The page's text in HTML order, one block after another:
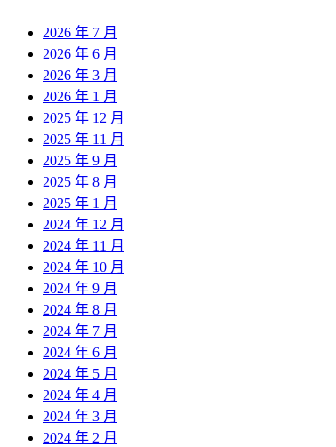
2026 年 7 月
2026 年 6 月
2026 年 3 月
2026 年 1 月
2025 年 12 月
2025 年 11 月
2025 年 9 月
2025 年 8 月
2025 年 1 月
2024 年 12 月
2024 年 11 月
2024 年 10 月
2024 年 9 月
2024 年 8 月
2024 年 7 月
2024 年 6 月
2024 年 5 月
2024 年 4 月
2024 年 3 月
2024 年 2 月